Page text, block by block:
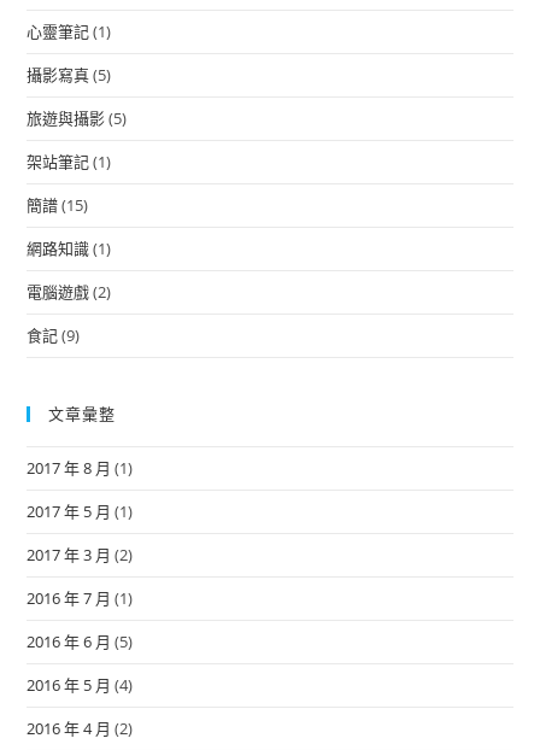
心靈筆記(1)
攝影寫真(5)
旅遊與攝影(5)
架站筆記(1)
簡譜(15)
網路知識(1)
電腦遊戲(2)
食記(9)
文章彙整
2017 年 8 月 (1)
2017 年 5 月 (1)
2017 年 3 月 (2)
2016 年 7 月 (1)
2016 年 6 月 (5)
2016 年 5 月 (4)
2016 年 4 月 (2)